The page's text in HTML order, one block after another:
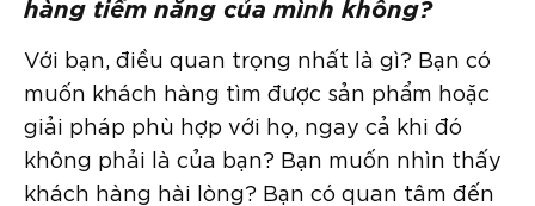
Với bạn, điều quan trọng nhất là gì? Bạn có
muốn khách hàng tìm được sản phẩm hoặc
giải pháp phù hợp với họ, ngay cả khi đó
không phải là của bạn? Bạn muốn nhìn thấy
khách hàng hài lòng? Bạn có quan tâm đến